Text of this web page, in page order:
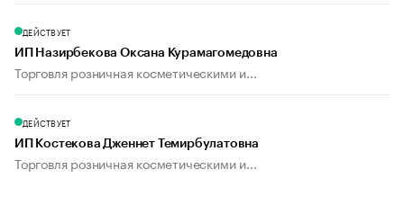
ДЕЙСТВУЕТ
ИП Назирбекова Оксана Курамагомедовна
Торговля розничная косметическими и...
ДЕЙСТВУЕТ
ИП Костекова Дженнет Темирбулатовна
Торговля розничная косметическими и...